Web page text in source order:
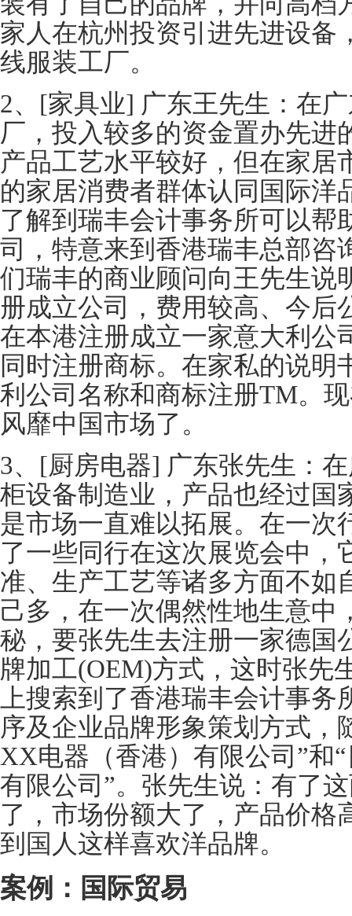
家人在杭州投资引进先进设备
线服装工厂。
2、[家具业] 广东王先生：在
厂，投入较多的资金置办先进
产品工艺水平较好，但在家居
的家居消费者群体认同国际洋
了解到瑞丰会计事务所可以帮
司，特意来到香港瑞丰总部咨
们瑞丰的商业顾问向王先生说
册成立公司，费用较高、今后
在本港注册成立一家意大利公
同时注册商标。在家私的说明
利公司名称和商标注册TM。
风靡中国市场了。
3、[厨房电器] 广东张先生：
柜设备制造业，产品也经过国
是市场一直难以拓展。在一次
了一些同行在这次展览会中，
准、生产工艺等诸多方面不如
己多，在一次偶然性地生意中
秘，要张先生去注册一家德国
牌加工(OEM)方式，这时张先
上搜索到了香港瑞丰会计事务
序及企业品牌形象策划方式，
XX电器（香港）有限公司”和
有限公司”。张先生说：有了
了，市场份额大了，产品价格
到国人这样喜欢洋品牌。
案例：国际贸易